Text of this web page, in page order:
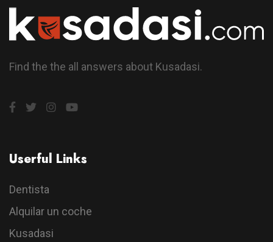
Find the the all answers about Kusadasi.
Userful Links
Dentista
Alquilar un coche
Kusadasi